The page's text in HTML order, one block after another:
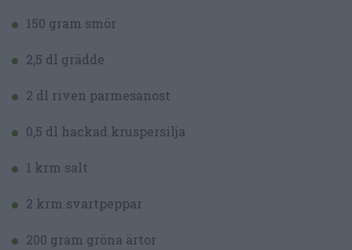
150 gram smör
2,5 dl grädde
2 dl riven parmesanost
0,5 dl hackad kruspersilja
1 krm salt
2 krm svartpeppar
200 gram gröna ärtor